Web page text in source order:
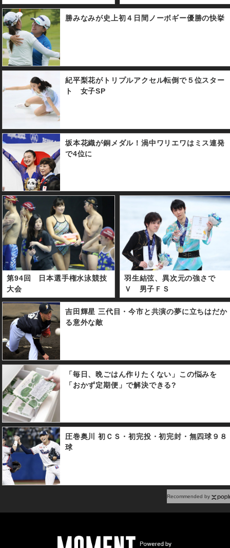
勝みなみが史上初４日間ノーボギー優勝の快挙
紀平梨花がトリプルアクセル転倒で５位スター
ト 女子SP
坂本花織が銅メダル！渦中ワリエワはミス連発
で4位に
第94回 日本選手権水泳競技
大会
羽生結弦、異次元の強さで
Ｖ 男子ＦＳ
吉田輝星 三代目・今市と共演の夢に立ちはだか
る意外な敵
「毎日、晩ごはん作りたくない」この悩みを
「おかず定期便」で解決できる?
圧巻奥川 初ＣＳ・初完投・初完封・無四球９８
球
Recommended by